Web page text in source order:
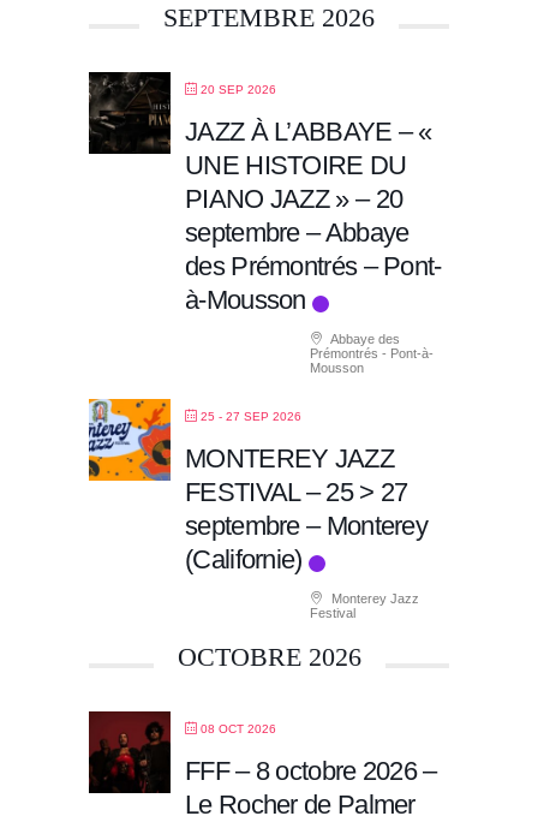
SEPTEMBRE 2026
20 SEP 2026
JAZZ À L’ABBAYE – «
UNE HISTOIRE DU
PIANO JAZZ » – 20
septembre – Abbaye
des Prémontrés – Pont-
à-Mousson
Abbaye des
Prémontrés - Pont-à-
Mousson
25 - 27 SEP 2026
MONTEREY JAZZ
FESTIVAL – 25 > 27
septembre – Monterey
(Californie)
Monterey Jazz
Festival
OCTOBRE 2026
08 OCT 2026
FFF – 8 octobre 2026 –
Le Rocher de Palmer